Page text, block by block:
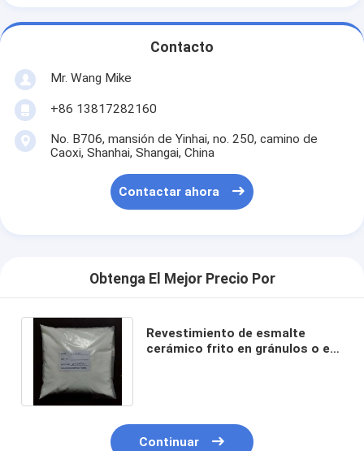
Contacto
Mr. Wang Mike
+86 13817282160
No. B706, mansión de Yinhai, no. 250, camino de
Caoxi, Shanhai, Shangai, China
Contactar ahora
Obtenga El Mejor Precio Por
Revestimiento de esmalte
cerámico frito en gránulos o en
Continuar